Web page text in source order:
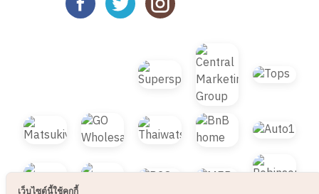
เราใช้คุกกี้เพื่อเพิ่มประสบการณ์ที่ดีในการใช้เว็บไซต์ แสดงเนื้อหาและโฆษณาให้
ตรงกับความสนใจ รวมถึงเพื่อวิเคราะห์การเข้าใช้งานเว็บไซต์และทำความเข้าใจ
ว่าผู้ใช้งานมาจากที่ใด คุณสามารถเลือกตั้งค่าความยินยอมการใช้คุกกี้ได้ โดย
ยอมรับทั้งหมด